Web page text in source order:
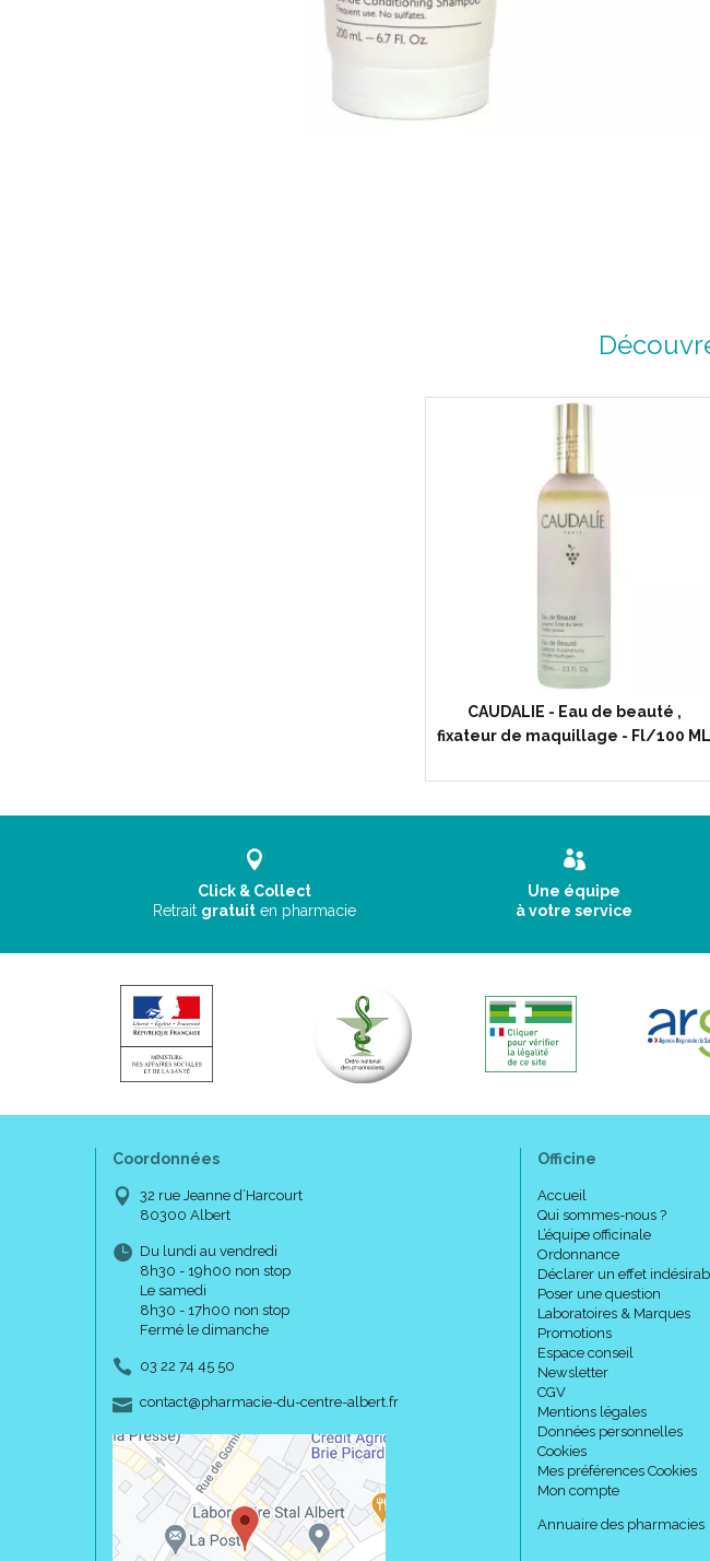
CAUDALIE - Eau de beauté ,
fixateur de maquillage - Fl/100 ML
Click & Collect
Retrait gratuit en pharmacie
Une équipe
à votre service
Coordonnées
32 rue Jeanne d’Harcourt
80300 Albert
Du lundi au vendredi
8h30 - 19h00 non stop
Le samedi
8h30 - 17h00 non stop
Fermé le dimanche
03 22 74 45 50
contact-
@-
pharmacie-du-centre-albert.fr
Officine
Accueil
Qui sommes-nous ?
L’équipe officinale
Ordonnance
Déclarer un effet
Poser une question
Laboratoires & Marques
Promotions
Espace conseil
Newsletter
CGV
Mentions légales
Données personnelles
Cookies
Mes préférences Cookies
Mon compte
Annuaire des pharmacies